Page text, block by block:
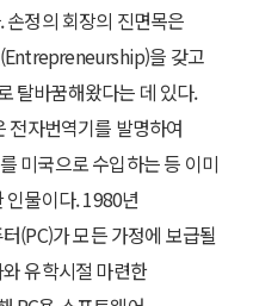
정의 회장의 진면목은
을 갖고
탈바꿈해왔다는 데 있다.
전자번역기를 발명하여
미국으로 수입하는 등 이미
인물이다. 1980년
(PC)가 모든 가정에 보급될
유학시절 마련한